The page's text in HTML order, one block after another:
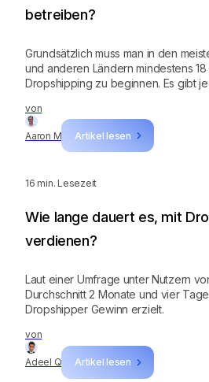
von
Aaron M Artikel lesen
betreiben?
Grundsätzlich muss man in den
und anderen Ländern mindestens
Dropshipping zu beginnen. Es gibt
unterstützen lassen.
16 min. Lesezeit
von
Adeel Q Artikel lesen
Wie lange dauert es, mit
verdienen?
Laut einer Umfrage unter Nutzern
Durchschnitt 2 Monate und vier
Dropshipper Gewinn erzielt.